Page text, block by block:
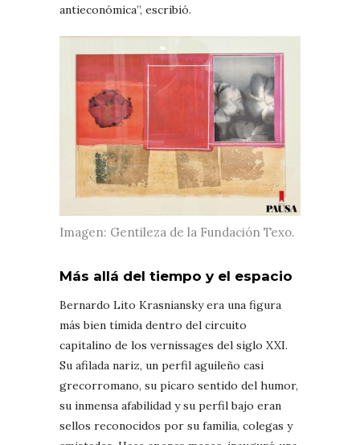
antieconómica”, escribió.
Imagen: Gentileza de la Fundación Texo.
Más allá del tiempo y el espacio
Bernardo Lito Krasniansky era una figura
más bien tímida dentro del circuito
capitalino de los vernissages del siglo XXI.
Su afilada nariz, un perfil aguileño casi
grecorromano, su pícaro sentido del humor,
su inmensa afabilidad y su perfil bajo eran
sellos reconocidos por su familia, colegas y